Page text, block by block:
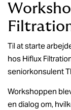
Til at starte
hos Hiflux
seniorkonsulent
Workshoppen
en dialog om,